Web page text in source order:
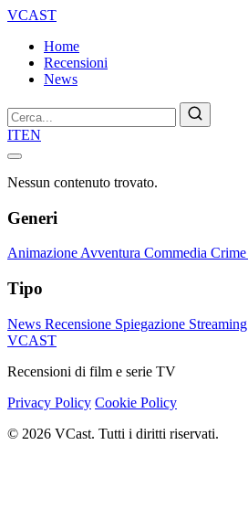
VCAST
Home
Recensioni
News
Cerca
ITEN
Nessun contenuto trovato.
Generi
AnimazioneAvventura Commedia Crime
Tipo
News Recensione Spiegazione Streaming
VCAST
Recensioni di film e serie TV
Privacy Policy Cookie Policy
© 2026 VCast. Tutti i diritti riservati.